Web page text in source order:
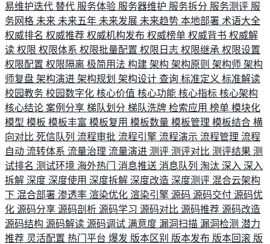
易维护迭代 替代 服务体验 服务器维护 服务拆分 服务测评 服
务网格 未来 未来五年 未来发展 未来趋势 本地部署 术语大全
权威排名 权威推荐 权威机构发布 权威榜单 权威背书 权威解
读 权限 权限体系 权限批量配置 权限日志 权限继承 权限设置
权限配置 权限隔离 极简用法 构建 架构 架构原则 架构师 架构
师复盘 架构演进 架构规划 架构设计 查询 标准定义 标准解读
校园教务 校园数字化 核心价值 核心功能 核心指标 核心架构
核心结论 案例分享 梯队划分 梯队洗牌 检索应用 榜单 模块化
模型 模板 模板丰富 模板复用 模板数量 模板管理 模板结合 横
向对比 死信队列 流程审批 流程引擎 流程演示 流程管理 流程
自动 流转体系 流量治理 流量演进 测评 测评对比 测评结果 测
试排名 测试环境 海外热门 消息推送 消息队列 淘汰 深入 深入
拆解 深度 深度使用 深度拆解 深度改造 深度测评 混合云架构
下 混合部署 渗透率 渲染优化 渲染引擎 源码 源码交付 源码优
化 源码分享 源码剖析 源码学习 源码对比 源码推荐 源码改造
源码结构 源码解读 源码调试 满意度 漏洞扫描 漏洞检测 潜力
推荐 灵活配置 热门平台 爆发 版本区别 版本发布 版本回滚 版